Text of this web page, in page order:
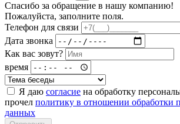
Спасибо за обращение в нашу компанию!
Пожалуйста, заполните поля.
Телефон для связи
Дата звонка
Как вас зовут?
время
Я даю согласие на обработку
прочел политику в отношении обработки
данных